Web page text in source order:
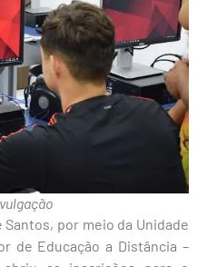
por meio da Unidade
de Educação a Distância –